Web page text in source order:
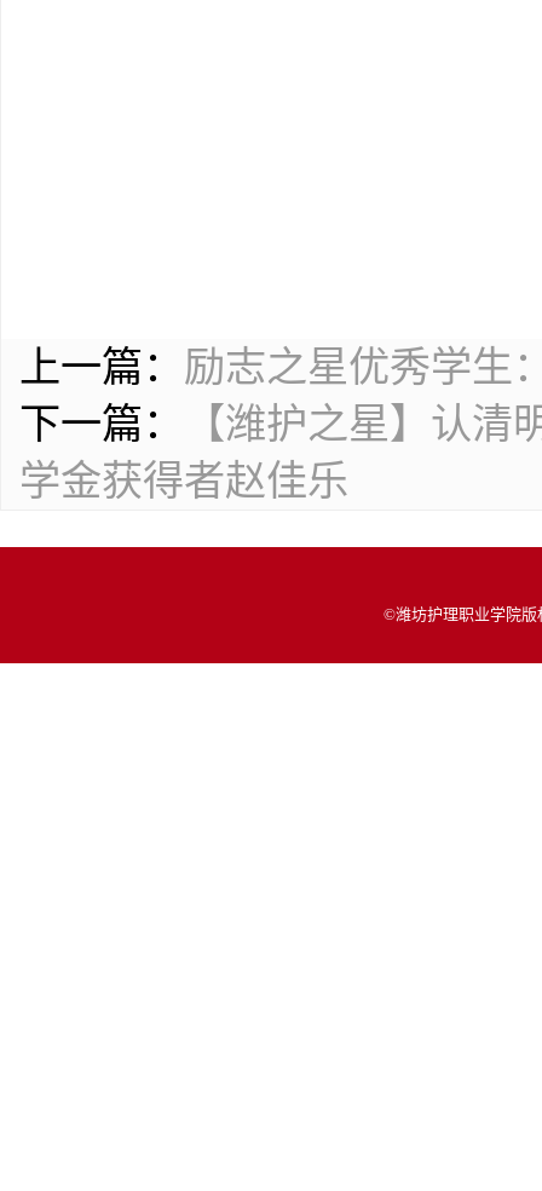
上一篇： 励志之星优秀学生
下一篇：
【潍护之星】认
学金获得者赵佳乐
©潍坊护理职业学院版